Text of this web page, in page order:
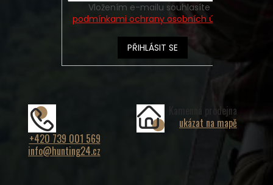
podmínkami ochrany osobních údajů
PŘIHLÁSIT SE
+420 739 001 569
info@hunting24.cz
Kamenná prodejna
ukázat na mapě